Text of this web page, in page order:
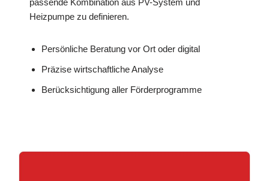
passende Kombination aus PV-System und
Heizpumpe zu definieren.
Persönliche Beratung vor Ort oder digital
Präzise wirtschaftliche Analyse
Berücksichtigung aller Förderprogramme